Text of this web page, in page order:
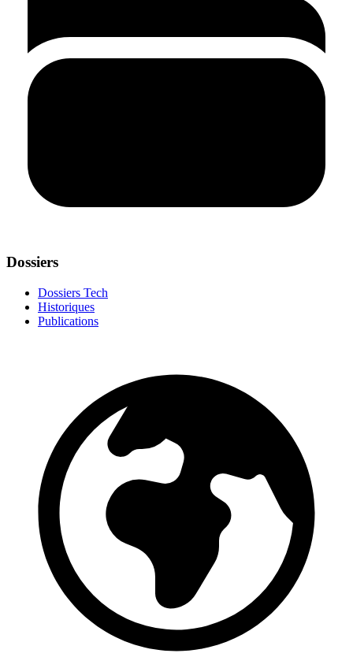
Dossiers
Dossiers Tech
Historiques
Publications